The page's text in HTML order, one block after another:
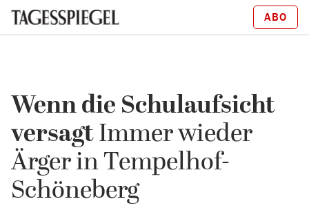
ABO
Wenn die Schulaufsicht
versagt Immer wieder
Ärger in Tempelhof-
Schöneberg